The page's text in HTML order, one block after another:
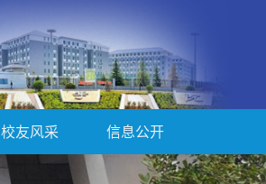
校友风采 信息公开